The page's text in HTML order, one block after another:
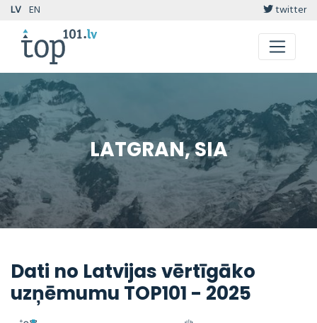
LV EN twitter
LATGRAN, SIA
Dati no Latvijas vērtīgāko
uzņēmumu TOP101 - 2025